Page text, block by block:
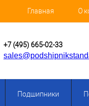
Главная О
+7 (495) 665-02-33
Подшипники